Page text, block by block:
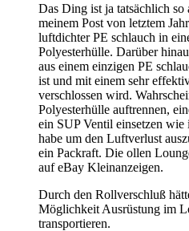
Das Ding ist ja tatsächlich so
meinem Post von letztem
luftdichter PE schlauch in
Polyesterhülle. Darüber
aus einem einzigen PE
ist und mit einem sehr
verschlossen wird.
Polyesterhülle auftrennen,
ein SUP Ventil einsetzen wie
habe um den Luftverlust
ein Packraft. Die ollen
auf eBay Kleinanzeigen.
Durch den Rollverschluß
Möglichkeit Ausrüstung im
transportieren.